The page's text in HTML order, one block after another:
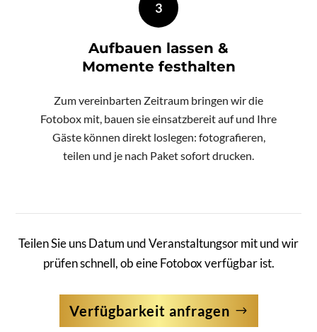
3
Aufbauen lassen &
Momente festhalten
Zum vereinbarten Zeitraum bringen wir die
Fotobox mit, bauen sie einsatzbereit auf und Ihre
Gäste können direkt loslegen: fotografieren,
teilen und je nach Paket sofort drucken.
Teilen Sie uns Datum und Veranstaltungsor mit und wir
prüfen schnell, ob eine Fotobox verfügbar ist.
Verfügbarkeit anfragen